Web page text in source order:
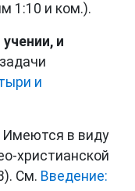
1:10 и ком.).
и
и
Имеются в виду
христианской
). См. Введение: